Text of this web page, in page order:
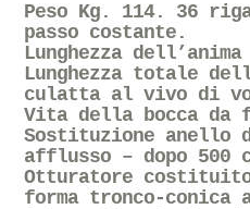
Peso Kg. 114. 36
passo costante.
Lunghezza
Lunghezza totale
culatta al vivo di
Vita della bocca da
Sostituzione anello
afflusso – dopo 500
Otturatore
forma tronco-